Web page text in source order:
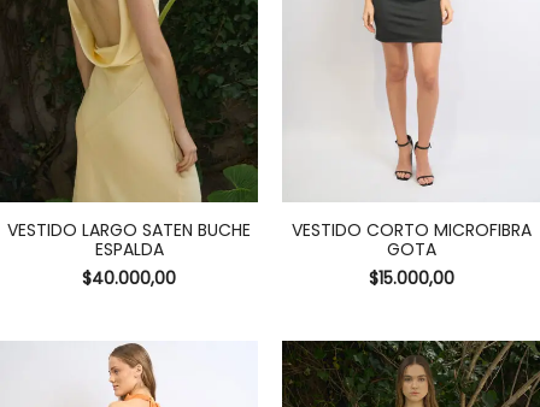
VESTIDO LARGO SATEN BUCHE
ESPALDA
$40.000,00
VESTIDO CORTO MICROFIBRA
GOTA
$15.000,00